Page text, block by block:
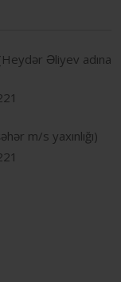
Əliyev adına
m/s yaxınlığı)